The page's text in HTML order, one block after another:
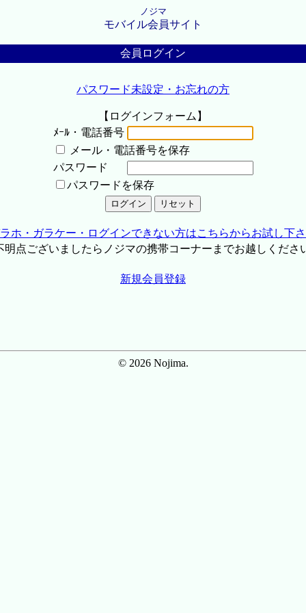
ノジマ
モバイル会員サイト
会員ログイン
パスワード未設定・お忘れの方
【ログインフォーム】
ﾒｰﾙ・電話番号
メール・電話番号を保存
パスワード
パスワードを保存
ホ・ガラケー・ログインできない方はこちらからお試し下
点ございましたらノジマの携帯コーナーまでお越しくださ
新規会員登録
© 2026 Nojima.